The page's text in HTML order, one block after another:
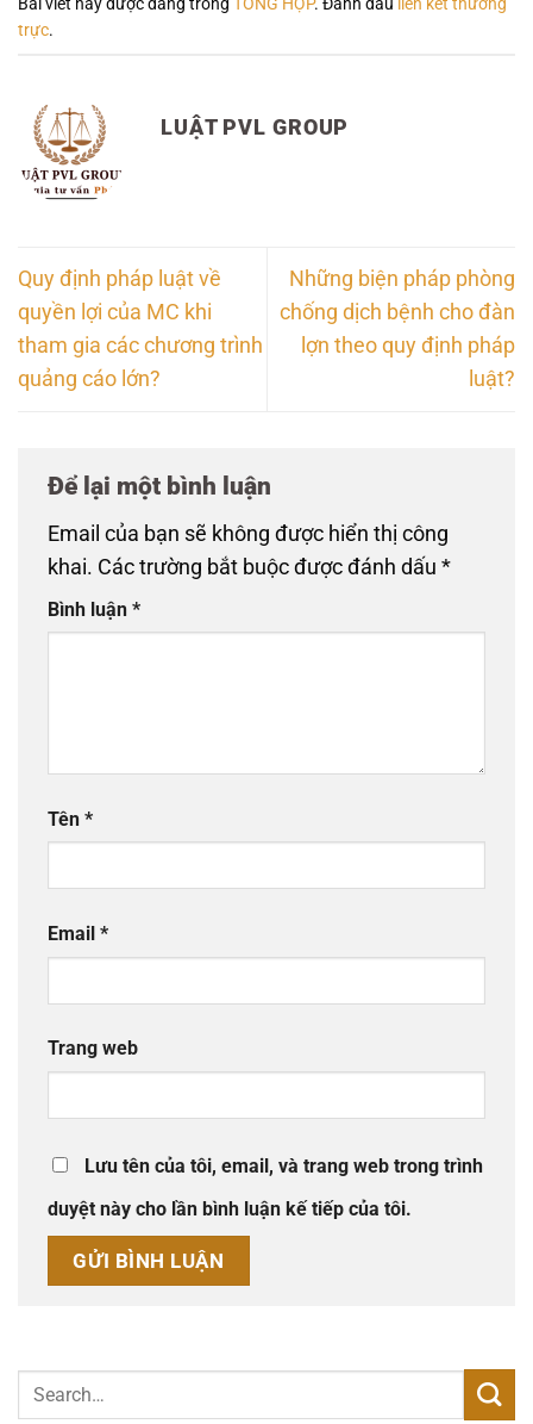
trực.
LUẬT PVL GROUP
Quy định pháp luật về
quyền lợi của MC khi
tham gia các chương trình
quảng cáo lớn?
Những biện pháp phòng
chống dịch bệnh cho đàn
lợn theo quy định pháp
luật?
Để lại một bình luận
Email của bạn sẽ không được hiển thị công
khai. Các trường bắt buộc được đánh dấu *
Bình luận *
Tên *
Email *
Trang web
Lưu tên của tôi, email, và trang web trong trình
duyệt này cho lần bình luận kế tiếp của tôi.